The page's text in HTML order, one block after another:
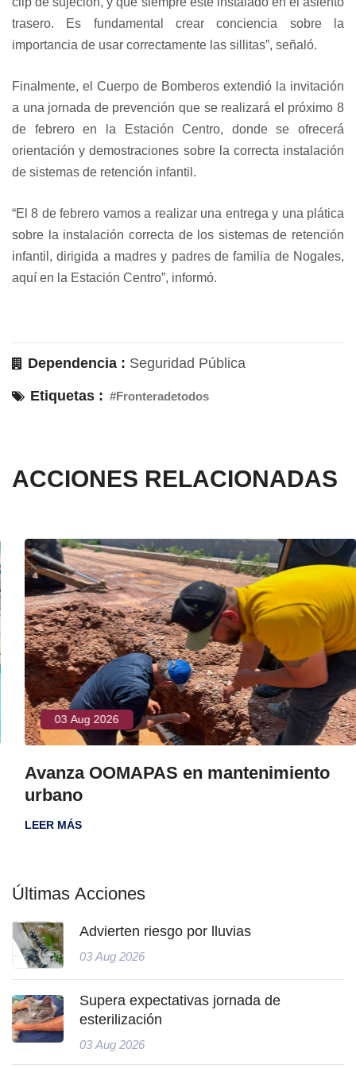
trasero. Es fundamental crear conciencia sobre la
importancia de usar correctamente las sillitas”, señaló.
Finalmente, el Cuerpo de Bomberos extendió la invitación
a una jornada de prevención que se realizará el próximo 8
de febrero en la Estación Centro, donde se ofrecerá
orientación y demostraciones sobre la correcta instalación
de sistemas de retención infantil.
“El 8 de febrero vamos a realizar una entrega y una plática
sobre la instalación correcta de los sistemas de retención
infantil, dirigida a madres y padres de familia de Nogales,
aquí en la Estación Centro”, informó.
Dependencia : Seguridad Pública
Etiquetas : #Fronteradetodos
ACCIONES RELACIONADAS
03 Aug 2026
Avanza OOMAPAS en mantenimiento
urbano
LEER MÁS
Últimas Acciones
Advierten riesgo por lluvias
03 Aug 2026
Supera expectativas jornada de
esterilización
03 Aug 2026